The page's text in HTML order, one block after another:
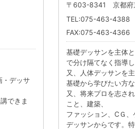
・デッサ
できま
〒603-8341 京都府
TEL:075-463-4388
FAX:075-463-4366
基礎デッサンを主体
で分け隔てなく指導し
又、人体デッサンを
基礎から学びたい方
又、将来プロを志さ
こと、建築、
ファッション、CＧ
デッサンからです。